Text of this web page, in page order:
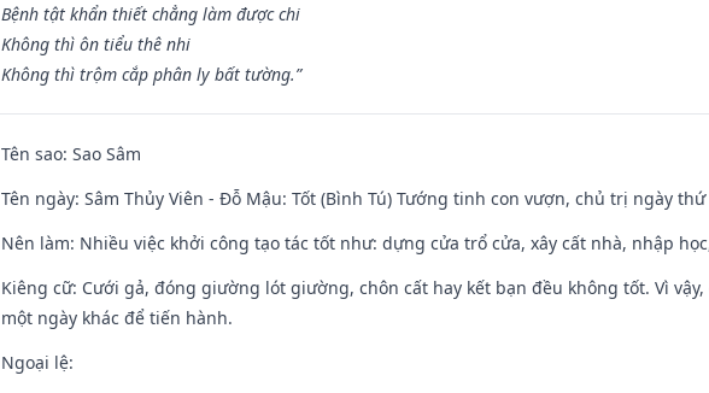
Bệnh tật khẩn thiết chẳng làm được chi
Không thì ôn tiểu thê nhi
Không thì trộm cắp phân ly bất tường.”
Tên sao: Sao Sâm
Tên ngày: Sâm Thủy Viên - Đỗ Mậu: Tốt (Bình Tú) Tướng tinh con vượn, chủ trị ngày thứ
Nên làm: Nhiều việc khởi công tạo tác tốt như: dựng cửa trổ cửa, xây cất nhà, nhập
Kiêng cữ: Cưới gả, đóng giường lót giường, chôn cất hay kết bạn đều không tốt. Vì
một ngày khác để tiến hành.
Ngoại lệ: